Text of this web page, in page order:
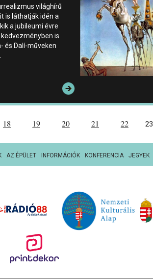
világhírű
is láthatják idén a
a jubileumi évre
is
és Dalí-műveken
18 19 20 21 22 23
AZ ÉPÜLET INFORMÁCIÓK KONFERENCIA JEGYEK